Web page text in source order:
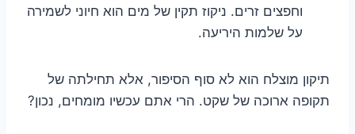
וחפצים זרים. ניקוז תקין של מים הוא חיוני לשמירה
על שלמות היריעה.
תיקון מוצלח הוא לא סוף הסיפור, אלא תחילתה של
תקופה ארוכה של שקט. הרי אתם עכשיו מומחים, נכון?